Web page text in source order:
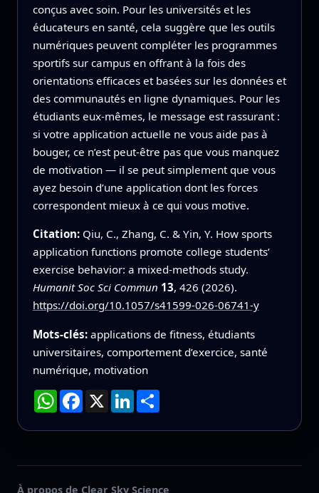
conçus avec soin. Pour les universités et les
éducateurs en santé, cela suggère que les outils
numériques peuvent compléter les programmes
sportifs sur campus en offrant à la fois des
orientations efficaces et basées sur les données et
des communautés en ligne dynamiques. Pour les
étudiants eux-mêmes, le message est rassurant :
si votre application actuelle ne vous aide pas à
bouger, ce n’est peut‑être pas que vous manquez
de motivation — il se peut simplement que vous
ayez besoin d’une application dont les forces
correspondent mieux à ce qui vous motive.
Citation: Qiu, C., Zhang, C. & Yin, Y. How sports
application functions promote college students’
exercise behavior: a mixed-methods study.
Humanit Soc Sci Commun 13, 426 (2026).
https://doi.org/10.1057/s41599-026-06741-y
Mots-clés: applications de fitness, étudiants
universitaires, comportement d’exercice, santé
numérique, motivation
WhatsApp
Facebook
X LinkedInPartager
À propos de Clear Sky Science